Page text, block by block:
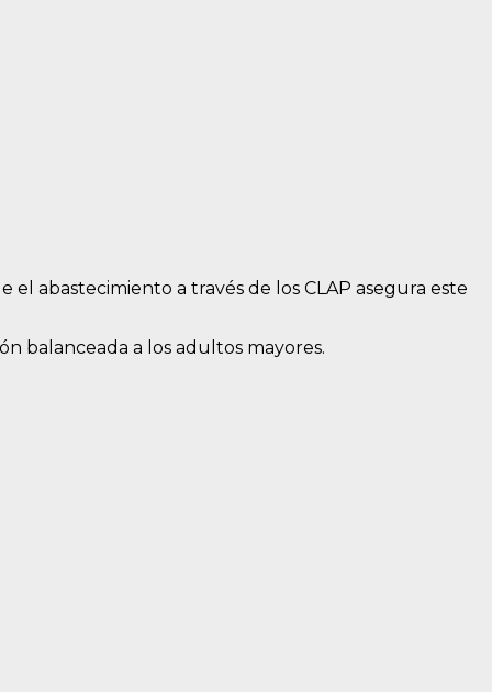
abastecimiento a través de los CLAP asegura este
balanceada a los adultos mayores.